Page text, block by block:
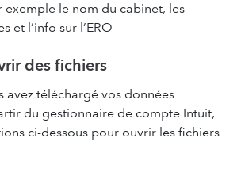
exemple le nom du cabinet, les
et l’info sur l’ERO
des fichiers
avez téléchargé vos données
du gestionnaire de compte Intuit,
ci-dessous pour ouvrir les fichiers